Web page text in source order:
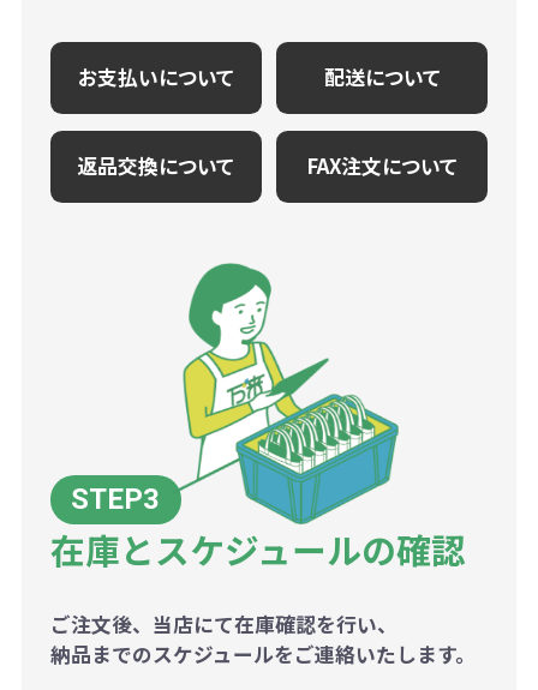
お支払いについて 配送について
返品交換について FAX注文について
在庫とスケジュールの確認
ご注文後、当店にて在庫確認を行い、
納品までのスケジュールをご連絡いたします。